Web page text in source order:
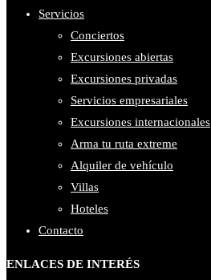
Servicios
Conciertos
Excursiones abiertas
Excursiones privadas
Servicios empresariales
Excursiones internacionales
Arma tu ruta extreme
Alquiler de vehículo
Villas
Hoteles
Contacto
ENLACES DE INTERÉS